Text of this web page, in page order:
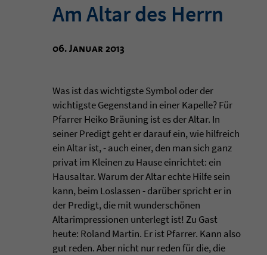
Am Altar des Herrn
06. Januar 2013
Was ist das wichtigste Symbol oder der
wichtigste Gegenstand in einer Kapelle? Für
Pfarrer Heiko Bräuning ist es der Altar. In
seiner Predigt geht er darauf ein, wie hilfreich
ein Altar ist, - auch einer, den man sich ganz
privat im Kleinen zu Hause einrichtet: ein
Hausaltar. Warum der Altar echte Hilfe sein
kann, beim Loslassen - darüber spricht er in
der Predigt, die mit wunderschönen
Altarimpressionen unterlegt ist! Zu Gast
heute: Roland Martin. Er ist Pfarrer. Kann also
gut reden. Aber nicht nur reden für die, die